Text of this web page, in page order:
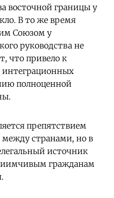
восточной границы у
В то же время
Союзом у
руководства не
что привело к
полноценной
препятствием
между странами, но в
источник
гражданам